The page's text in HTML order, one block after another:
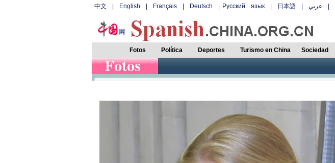
中文 English Français| Deutsch Русский язык| 日本語| عربي
Fotos Política Deportes Turismo en China Sociedad